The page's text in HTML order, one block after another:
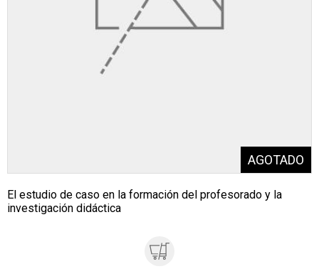
El estudio de caso en la formación del profesorado y la
investigación didáctica